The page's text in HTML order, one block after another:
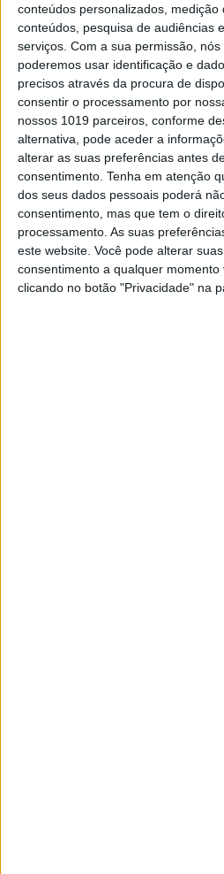
conteúdos personalizados, medição
conteúdos, pesquisa de audiências
serviços. Com a sua permissão,
poderemos usar identificação e
precisos através da procura de
consentir o processamento por
nossos 1019 parceiros, conforme
alternativa, pode aceder a
alterar as suas preferências antes
consentimento. Tenha em atenção
dos seus dados pessoais poderá
consentimento, mas que tem o
processamento. As suas
este website. Você pode alterar
consentimento a qualquer
clicando no botão "Privacidade" na
Dean Wilson foi o autor do “
logo na segunda curva
a liderança da corrida com
ultrapassem ao escocês.
O líder do campeonato,
péssimo arranque e
apenas na 11.ª posição.
para o alemão…
Continuar
Aaron Plessinger